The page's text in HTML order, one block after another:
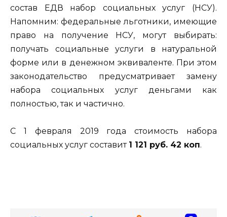
состав ЕДВ набор социальных услуг (НСУ).
Напомним: федеральные льготники, имеющие
право на получение НСУ, могут выбирать:
получать социальные услуги в натуральной
форме или в денежном эквиваленте. При этом
законодательство предусматривает замену
набора социальных услуг деньгами как
полностью, так и частично.
С 1 февраля 2019 года стоимость набора
социальных услуг составит 1 121 руб. 42 коп.